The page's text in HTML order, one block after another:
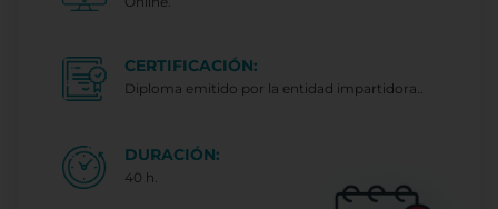
CERTIFICACIÓN:
Diploma emitido por la entidad impartidora..
DURACIÓN:
40 h.